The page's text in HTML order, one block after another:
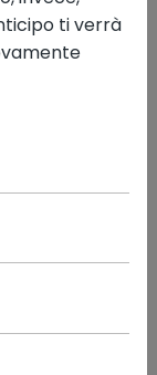
Basta
ti verrà